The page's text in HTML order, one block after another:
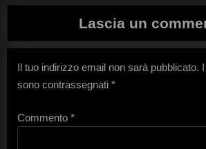
Lascia un
Il tuo indirizzo email non sarà pubblicato.
sono contrassegnati *
Commento *